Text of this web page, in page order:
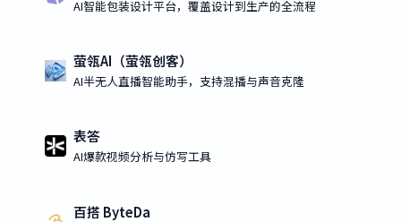
AI智能包装设计平台，覆盖设计到生产的全流程
萤瓴AI（萤瓴创客）
AI半无人直播智能助手，支持混播与声音克隆
表答
AI爆款视频分析与仿写工具
百搭 ByteDa